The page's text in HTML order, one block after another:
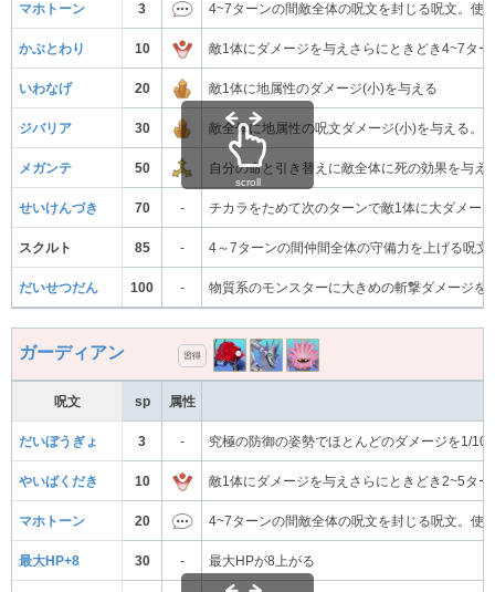
マホトーン 3 4~7ターンの間敵全体の呪文を封じる呪文。使
かぶとわり 10 敵1体にダメージを与えさらにときどき4~7タ
いわなげ 20 敵1体に地属性のダメージ(小)を与える
ジバリア 30 敵全体に地属性の呪文ダメージ(小)を与える。
メガンテ 50 自分の命と引き替えに敵全体に死の効果を与
せいけんづき 70 - チカラをためて次のターンで敵1体に大ダメー
スクルト 85 - 4～7ターンの間仲間全体の守備力を上げる呪文
だいせつだん 100 - 物質系のモンスターに大きめの斬撃ダメージを
scroll
ガーディアン 習得
呪文 sp 属性
だいぼうぎょ 3 - 究極の防御の姿勢でほとんどのダメージを1/
やいばくだき 10 敵1体にダメージを与えさらにときどき2~5タ
マホトーン 20 4~7ターンの間敵全体の呪文を封じる呪文。使
最大HP+8 30 - 最大HPが8上がる